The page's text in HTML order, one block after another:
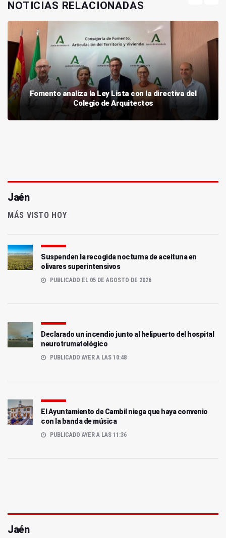
NOTICIAS RELACIONADAS
Fomento analiza la Ley Lista con la directiva del
Colegio de Arquitectos
Jaén
MÁS VISTO HOY
Suspenden la recogida nocturna de aceituna en
olivares superintensivos
PUBLICADO EL 05 DE AGOSTO DE 2026
Declarado un incendio junto al helipuerto del hospital
neurotrumatológico
PUBLICADO AYER A LAS 10:48
El Ayuntamiento de Cambil niega que haya convenio
con la banda de música
PUBLICADO AYER A LAS 11:36
Jaén